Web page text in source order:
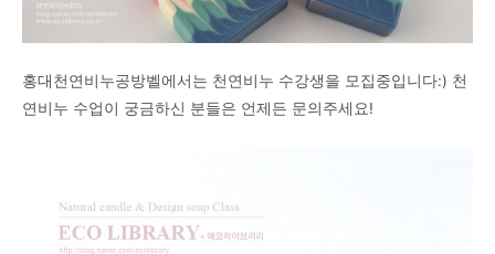
홍대천연비누공방벨에서는 천연비누 수강생을 모집중입니다:) 천
연비누 수업이 궁금하신 분들은 언제든 문의주세요!